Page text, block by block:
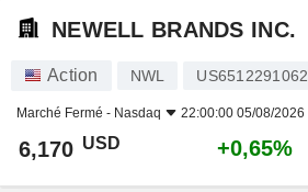
NEWELL BRANDS INC.
Action NWL US6512291062
Marché Fermé - Nasdaq 22:00:00 05/08/2026
6,170 USD +0,65%